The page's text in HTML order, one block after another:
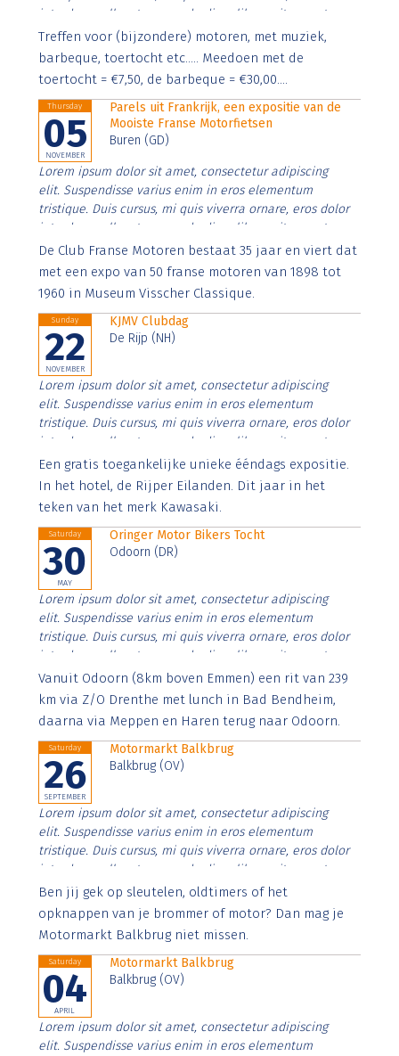
interdum nulla, ut commodo diam libero vitae erat.
Aenean faucibus nibh et justo cursus id rutrum lorem
imperdiet. Nunc ut sem vitae risus tristique posuere.
Treffen voor (bijzondere) motoren, met muziek,
barbeque, toertocht etc..... Meedoen met de
toertocht = €7,50, de barbeque = €30,00....
Thursday
05
NOVEMBER
Parels uit Frankrijk, een expositie van de
Mooiste Franse Motorfietsen
Buren (GD)
Lorem ipsum dolor sit amet, consectetur adipiscing
elit. Suspendisse varius enim in eros elementum
tristique. Duis cursus, mi quis viverra ornare, eros dolor
interdum nulla, ut commodo diam libero vitae erat.
Aenean faucibus nibh et justo cursus id rutrum lorem
imperdiet. Nunc ut sem vitae risus tristique posuere.
De Club Franse Motoren bestaat 35 jaar en viert dat
met een expo van 50 franse motoren van 1898 tot
1960 in Museum Visscher Classique.
Sunday
22
NOVEMBER
KJMV Clubdag
De Rijp (NH)
Lorem ipsum dolor sit amet, consectetur adipiscing
elit. Suspendisse varius enim in eros elementum
tristique. Duis cursus, mi quis viverra ornare, eros dolor
interdum nulla, ut commodo diam libero vitae erat.
Aenean faucibus nibh et justo cursus id rutrum lorem
imperdiet. Nunc ut sem vitae risus tristique posuere.
Een gratis toegankelijke unieke ééndags expositie.
In het hotel, de Rijper Eilanden. Dit jaar in het
teken van het merk Kawasaki.
Saturday
30
MAY
Oringer Motor Bikers Tocht
Odoorn (DR)
Lorem ipsum dolor sit amet, consectetur adipiscing
elit. Suspendisse varius enim in eros elementum
tristique. Duis cursus, mi quis viverra ornare, eros dolor
interdum nulla, ut commodo diam libero vitae erat.
Aenean faucibus nibh et justo cursus id rutrum lorem
imperdiet. Nunc ut sem vitae risus tristique posuere.
Vanuit Odoorn (8km boven Emmen) een rit van 239
km via Z/O Drenthe met lunch in Bad Bendheim,
daarna via Meppen en Haren terug naar Odoorn.
Saturday
26
SEPTEMBER
Motormarkt Balkbrug
Balkbrug (OV)
Lorem ipsum dolor sit amet, consectetur adipiscing
elit. Suspendisse varius enim in eros elementum
tristique. Duis cursus, mi quis viverra ornare, eros dolor
interdum nulla, ut commodo diam libero vitae erat.
Aenean faucibus nibh et justo cursus id rutrum lorem
imperdiet. Nunc ut sem vitae risus tristique posuere.
Ben jij gek op sleutelen, oldtimers of het
opknappen van je brommer of motor? Dan mag je
Motormarkt Balkbrug niet missen.
Saturday
04
APRIL
Motormarkt Balkbrug
Balkbrug (OV)
Lorem ipsum dolor sit amet, consectetur adipiscing
elit. Suspendisse varius enim in eros elementum